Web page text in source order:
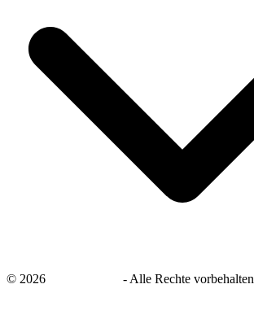
© 2026 - Alle Rechte vorbehalten